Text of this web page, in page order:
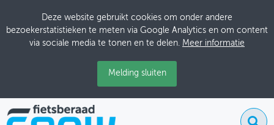
Deze website gebruikt cookies om onder andere
bezoekerstatistieken te meten via Google Analytics en om content
via sociale media te tonen en te delen. Meer informatie
Melding sluiten